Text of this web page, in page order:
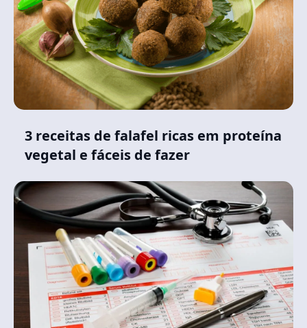
3 receitas de falafel ricas em proteína
vegetal e fáceis de fazer